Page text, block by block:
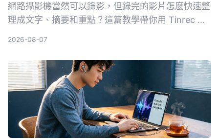
網路攝影機當然可以錄影，但錄完的影片怎麼快速整
理成文字、摘要和重點？這篇教學帶你用 Tinrec 把
2026-08-07